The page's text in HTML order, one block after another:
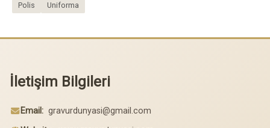
Polis
Uniforma
İletişim Bilgileri
Email: gravurdunyasi@gmail.com